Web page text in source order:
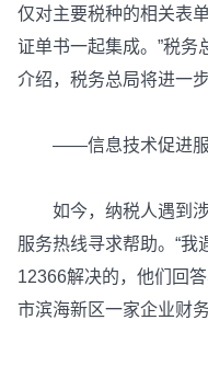
仅对主要税种的相关表
证单书一起集成。”税务
介绍，税务总局将进一
——信息技术促进服
如今，纳税人遇到涉
服务热线寻求帮助。“
12366解决的，他们回
市滨海新区一家企业财